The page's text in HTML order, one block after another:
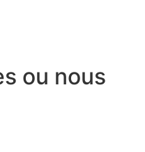
ou nous